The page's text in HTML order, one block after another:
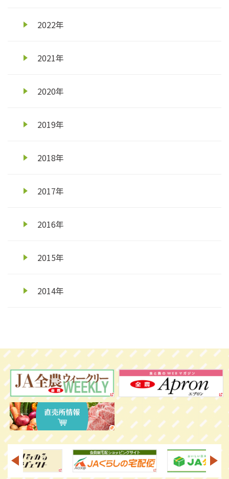
2022年
2021年
2020年
2019年
2018年
2017年
2016年
2015年
2014年